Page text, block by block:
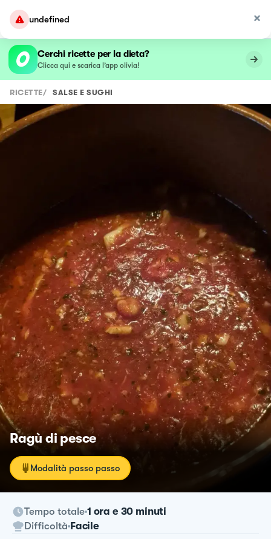
undefined
Cerchi ricette per la dieta?
Clicca qui e scarica l’app olivia!
RICETTE/ SALSE E SUGHI
Ragù di pesce
Modalità passo passo
Tempo totale 1 ora e 30 minuti
Difficoltà Facile